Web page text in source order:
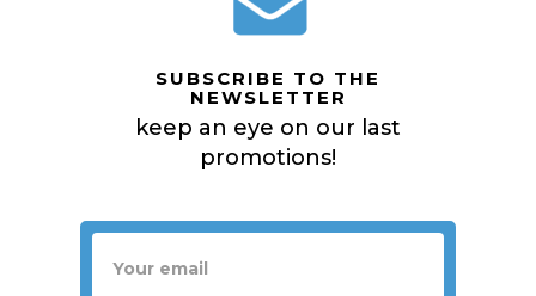
SUBSCRIBE TO THE
NEWSLETTER
keep an eye on our last
promotions!